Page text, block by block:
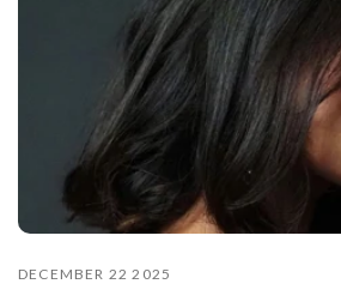
DECEMBER 22 2025